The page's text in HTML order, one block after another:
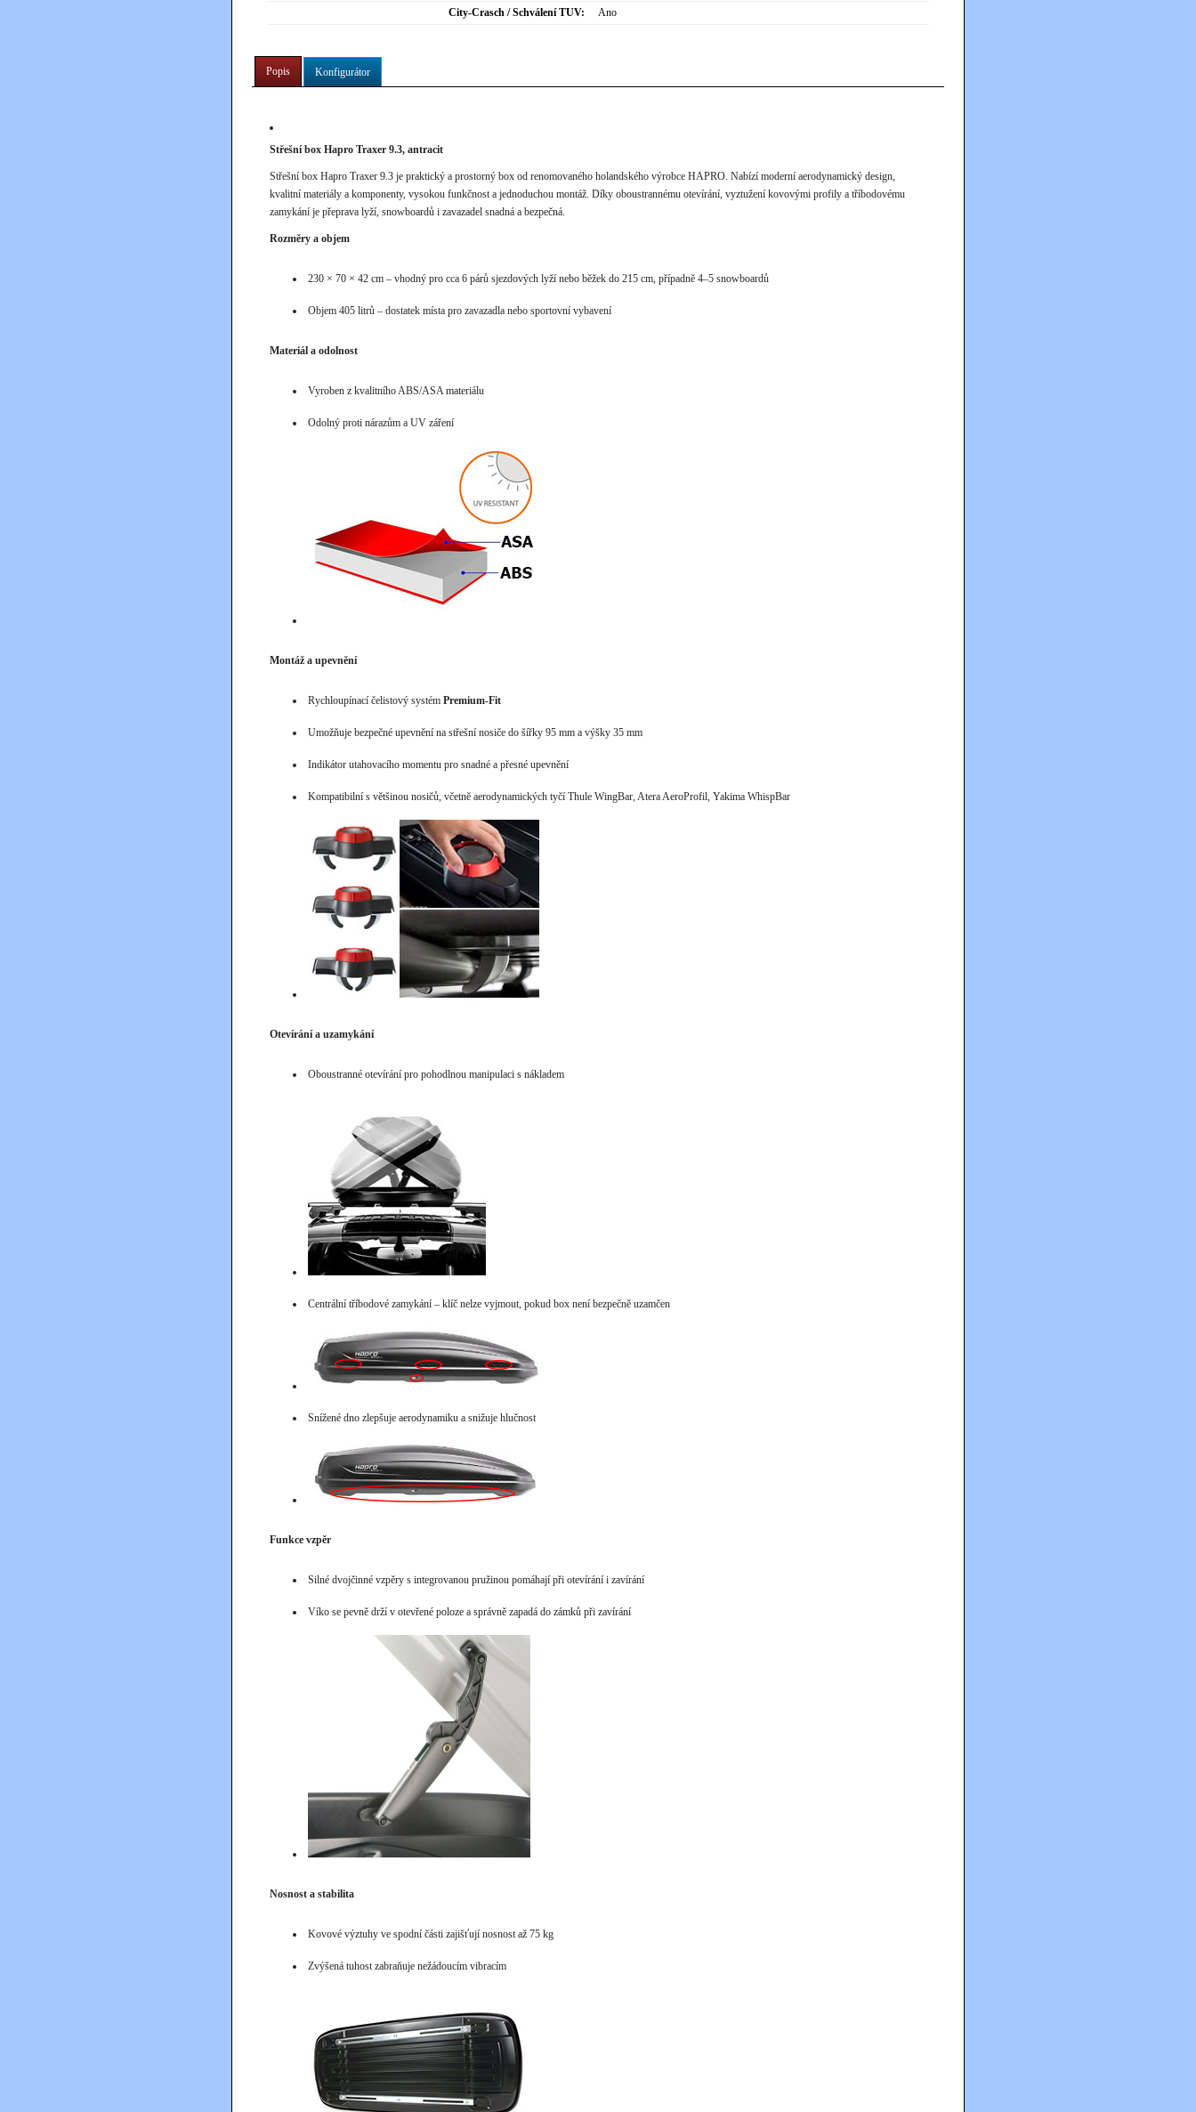
City-Crasch / Schválení TUV:
Ano
Popis Konfigurátor
Střešní box Hapro Traxer 9.3, antracit
Střešní box Hapro Traxer 9.3 je praktický a prostorný box od renomovaného holandského výrobce HAPRO. Nabízí moderní aerodynamický design,
kvalitní materiály a komponenty, vysokou funkčnost a jednoduchou montáž. Díky oboustrannému otevírání, vyztužení kovovými profily a tříbodovému
zamykání je přeprava lyží, snowboardů i zavazadel snadná a bezpečná.
Rozměry a objem
230 × 70 × 42 cm – vhodný pro cca 6 párů sjezdových lyží nebo běžek do 215 cm, případně 4–5 snowboardů
Objem 405 litrů – dostatek místa pro zavazadla nebo sportovní vybavení
Materiál a odolnost
Vyroben z kvalitního ABS/ASA materiálu
Odolný proti nárazům a UV záření
Montáž a upevnění
Rychloupínací čelistový systémPremium-Fit
Umožňuje bezpečné upevnění na střešní nosiče do šířky 95 mm a výšky 35 mm
Indikátor utahovacího momentu pro snadné a přesné upevnění
Kompatibilní s většinou nosičů, včetně aerodynamických tyčí Thule WingBar, Atera AeroProfil, Yakima WhispBar
Otevírání a uzamykání
Oboustranné otevírání pro pohodlnou manipulaci s nákladem
Centrální tříbodové zamykání – klíč nelze vyjmout, pokud box není bezpečně uzamčen
Snížené dno zlepšuje aerodynamiku a snižuje hlučnost
Funkce vzpěr
Silné dvojčinné vzpěry s integrovanou pružinou pomáhají při otevírání i zavírání
Víko se pevně drží v otevřené poloze a správně zapadá do zámků při zavírání
Nosnost a stabilita
Kovové výztuhy ve spodní části zajišťují nosnost až 75 kg
Zvýšená tuhost zabraňuje nežádoucím vibracím